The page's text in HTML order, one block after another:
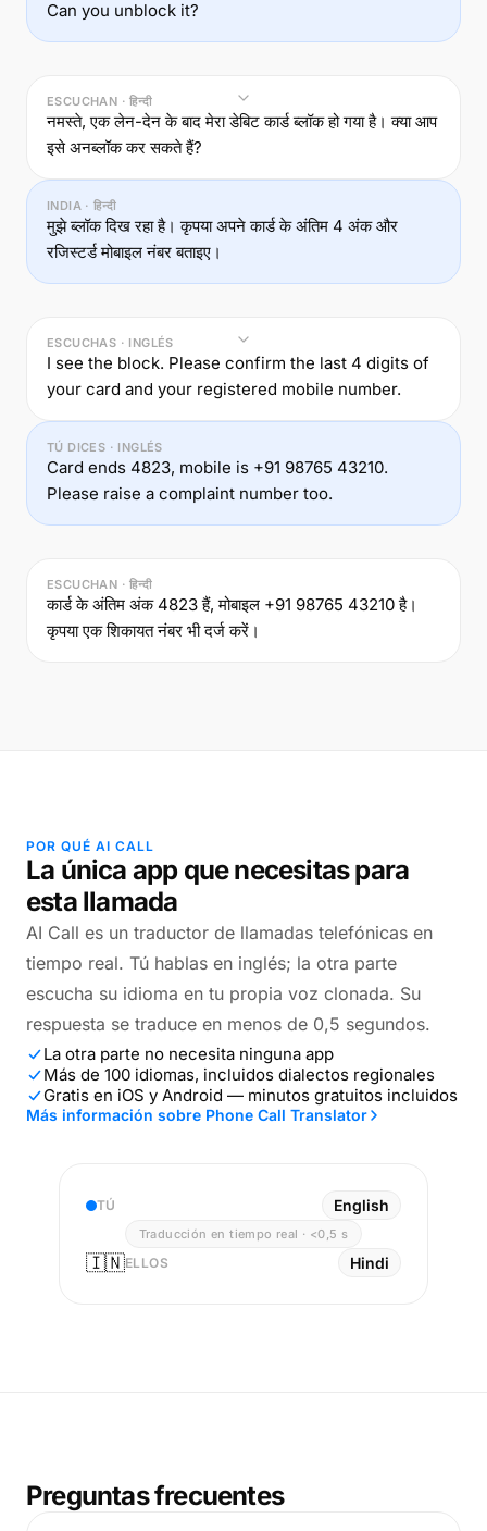
Can you unblock it?
ESCUCHAN · हिन्दी
नमस्ते, एक लेन-देन के बाद मेरा डेबिट कार्ड ब्लॉक हो गया है। क्या आप
इसे अनब्लॉक कर सकते हैं?
INDIA · हिन्दी
मुझे ब्लॉक दिख रहा है। कृपया अपने कार्ड के अंतिम 4 अंक और
रजिस्टर्ड मोबाइल नंबर बताइए।
ESCUCHAS · INGLÉS
I see the block. Please confirm the last 4 digits of
your card and your registered mobile number.
TÚ DICES · INGLÉS
Card ends 4823, mobile is +91 98765 43210.
Please raise a complaint number too.
ESCUCHAN · हिन्दी
कार्ड के अंतिम अंक 4823 हैं, मोबाइल +91 98765 43210 है।
कृपया एक शिकायत नंबर भी दर्ज करें।
POR QUÉ AI CALL
La única app que necesitas para
esta llamada
AI Call es un traductor de llamadas telefónicas en
tiempo real. Tú hablas en inglés; la otra parte
escucha su idioma en tu propia voz clonada. Su
respuesta se traduce en menos de 0,5 segundos.
La otra parte no necesita ninguna app
Más de 100 idiomas, incluidos dialectos regionales
Gratis en iOS y Android — minutos gratuitos incluidos
Más información sobre Phone Call Translator
TÚ English
Traducción en tiempo real · <0,5 s
🇮🇳ELLOS Hindi
Preguntas frecuentes